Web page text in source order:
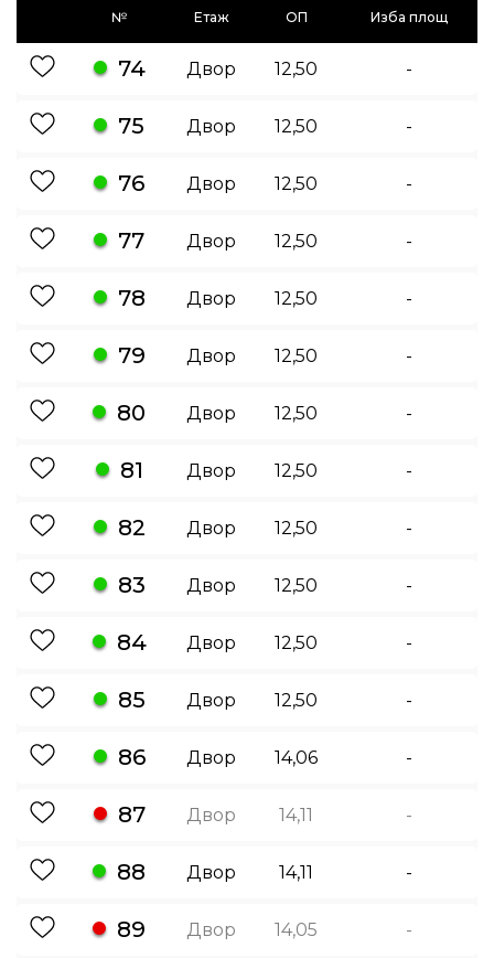
№ Етаж ОП Изба площ
74 Двор 12,50 -
75 Двор 12,50 -
76 Двор 12,50 -
77 Двор 12,50 -
78 Двор 12,50 -
79 Двор 12,50 -
80 Двор 12,50 -
81 Двор 12,50 -
82 Двор 12,50 -
83 Двор 12,50 -
84 Двор 12,50 -
85 Двор 12,50 -
86 Двор 14,06 -
87 Двор 14,11 -
88 Двор 14,11 -
89 Двор 14,05 -